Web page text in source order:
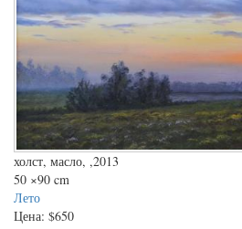
холст, масло, ,2013
50 ×90 cm
Лето
Цена: $650